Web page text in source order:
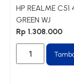
HP REALME
GREEN WJ
Rp 1.308.000